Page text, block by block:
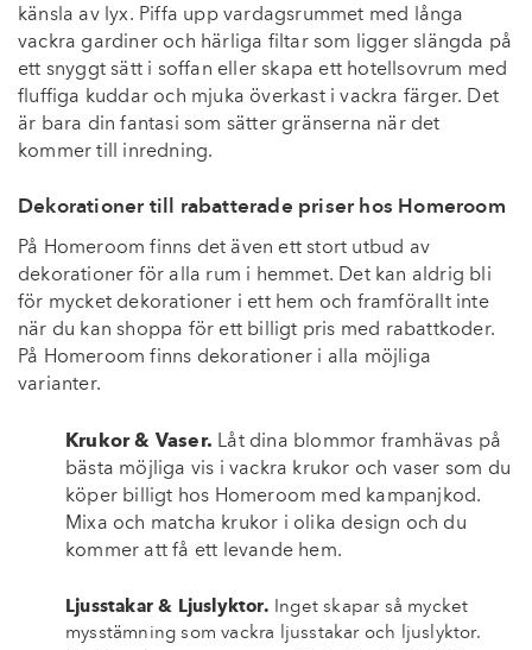
känsla av lyx. Piffa upp vardagsrummet med långa
vackra gardiner och härliga filtar som ligger slängda på
ett snyggt sätt i soffan eller skapa ett hotellsovrum med
fluffiga kuddar och mjuka överkast i vackra färger. Det
är bara din fantasi som sätter gränserna när det
kommer till inredning.
Dekorationer till rabatterade priser hos Homeroom
På Homeroom finns det även ett stort utbud av
dekorationer för alla rum i hemmet. Det kan aldrig bli
för mycket dekorationer i ett hem och framförallt inte
när du kan shoppa för ett billigt pris med rabattkoder.
På Homeroom finns dekorationer i alla möjliga
varianter.
Krukor & Vaser. Låt dina blommor framhävas på
bästa möjliga vis i vackra krukor och vaser som du
köper billigt hos Homeroom med kampanjkod.
Mixa och matcha krukor i olika design och du
kommer att få ett levande hem.
Ljusstakar & Ljuslyktor. Inget skapar så mycket
mysstämning som vackra ljusstakar och ljuslyktor.